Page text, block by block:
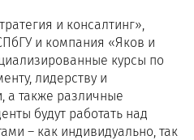
и консалтинг»,
и компания «Яков и
курсы по
лидерству и
а также различные
будут работать над
– как индивидуально, так